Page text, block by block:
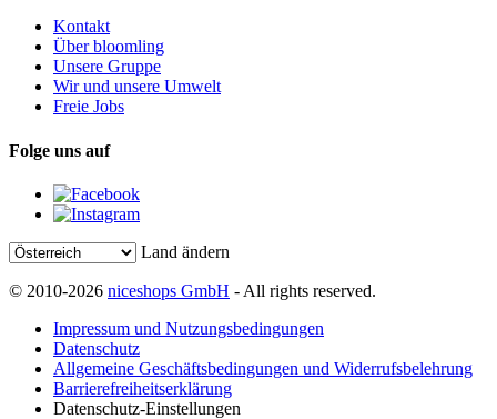
Kontakt
Über bloomling
Unsere Gruppe
Wir und unsere Umwelt
Freie Jobs
Folge uns auf
Land ändern
© 2010-2026 niceshops GmbH - All rights reserved.
Impressum und Nutzungsbedingungen
Datenschutz
Allgemeine Geschäftsbedingungen und Widerrufsbelehrung
Barrierefreiheitserklärung
Datenschutz-Einstellungen